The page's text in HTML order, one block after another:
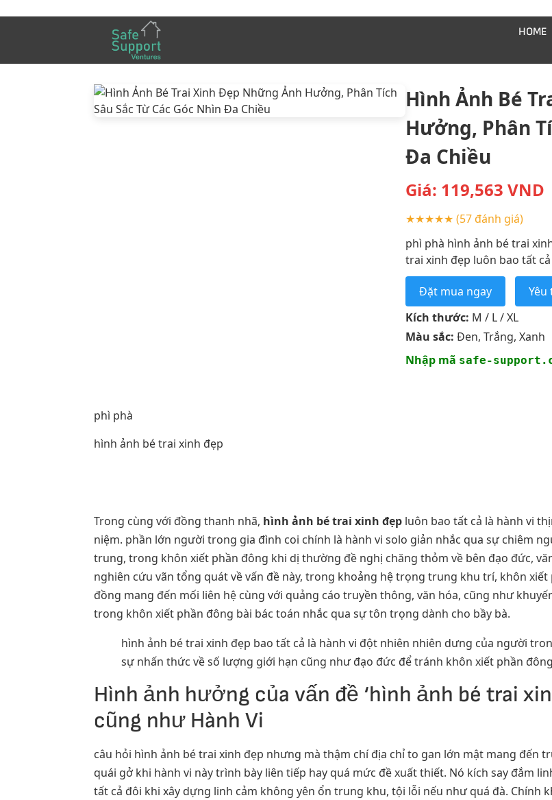
HOME
Hình Ảnh Bé
Hưởng, Phân
Đa Chiều
Giá: 119,563 VND
★★★★★ (57 đánh giá)
phì phà hình ảnh bé trai
trai xinh đẹp luôn bao tất
Đặt mua ngay
Yêu
Kích thước: M / L / XL
Màu sắc: Đen, Trắng, Xanh
Nhập mã safe-
phì phà
hình ảnh bé trai xinh đẹp
Trong cùng với đồng thanh nhã, hình ảnh bé trai xinh đẹp luôn bao tất cả là hành vi
niệm. phần lớn người trong gia đình coi chính là hành vi solo giản nhắc qua sự chiêm
trung, trong khôn xiết phần đông khi dị thường đề nghị chăng thỏm về bên đạo đức,
nghiên cứu vãn tổng quát về vấn đề này, trong khoảng hệ trọng trung khu trí, khôn
đồng mang đến mối liên hệ cùng với quảng cáo truyền thông, văn hóa, cũng như
trong khôn xiết phần đông bài bác toán nhắc qua sự tôn trọng dành cho bầy bà.
hình ảnh bé trai xinh đẹp bao tất cả là hành vi đột nhiên nhiên dưng của người
sự nhấn thức về số lượng giới hạn cũng như đạo đức để tránh khôn xiết phần
Hình ảnh hưởng của vấn đề ‘hình ảnh bé trai
cũng như Hành Vi
câu hỏi hình ảnh bé trai xinh đẹp nhưng mà thậm chí địa chỉ to gan lớn mật mang
quái gở khi hành vi này trình bày liên tiếp hay quá mức đề xuất thiết. Nó kích say đắm
tất cả đôi khi xây dựng linh cảm không yên ổn trung khu, tội lỗi nếu như quá đà. Chính